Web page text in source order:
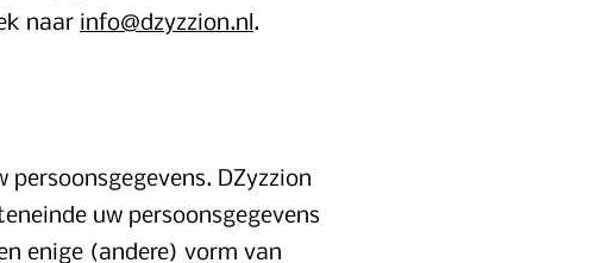
naar info@dzyzzion.nl.
DZyzzion
uw persoonsgegevens
enige (andere) vorm van